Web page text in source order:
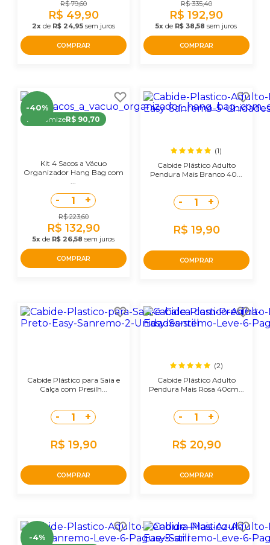
R$ 79,60
R$ 49,90
2xde R$ 24,95sem juros
COMPRAR
R$ 335,40
R$ 192,90
5x de R$ 38,58 sem juros
COMPRAR
-40%
EconomizeR$ 90,70
Kit 4 Sacos a Vácuo
Organizador Hang Bag com
...
- 1 +
R$ 223,60
R$ 132,90
5xde R$ 26,58 sem juros
COMPRAR
(1)
Cabide Plástico Adulto
Pendura Mais Branco 40...
- 1 +
R$ 19,90
COMPRAR
Cabide Plástico para Saia e
Calça com Presilh...
- 1 +
R$ 19,90
COMPRAR
(2)
Cabide Plástico Adulto
Pendura Mais Rosa 40cm...
- 1 +
R$ 20,90
COMPRAR
-4%